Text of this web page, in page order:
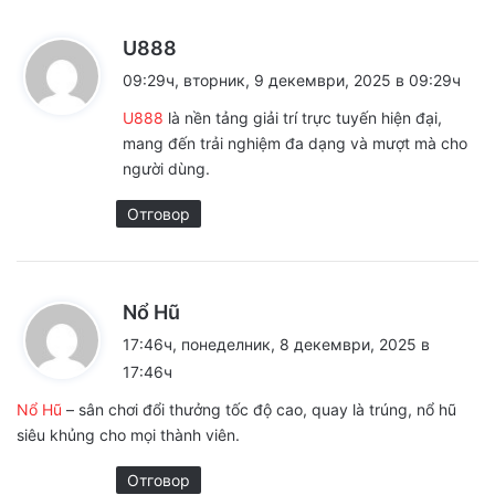
U888
а
:
09:29ч, вторник, 9 декември, 2025 в 09:29ч
U888 là nền tảng giải trí trực tuyến hiện đại,
mang đến trải nghiệm đa dạng và mượt mà cho
người dùng.
Отговор
Nổ Hũ
:
17:46ч, понеделник, 8 декември, 2025 в
17:46ч
Nổ Hũ – sân chơi đổi thưởng tốc độ cao, quay là trúng, nổ hũ
siêu khủng cho mọi thành viên.
Отговор